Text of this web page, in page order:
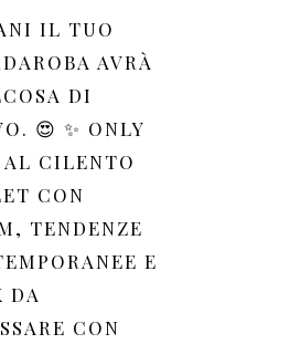
IL TUO
AVRÀ
DI
😍 ✨ ONLY
AL CILENTO
CON
TENDENZE
E
DA
CON